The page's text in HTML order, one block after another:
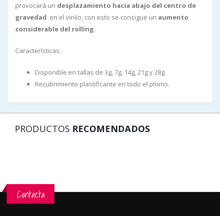
provocará un desplazamiento hacia abajo del centro de
gravedad en el vinilo, con esto se consigue un aumento
considerable del rolling.
Características:
Disponible en tallas de 3g, 7g, 14g, 21g y 28g.
Recubrimiento plastificante en todo el plomo.
PRODUCTOS RECOMENDADOS
Contacta